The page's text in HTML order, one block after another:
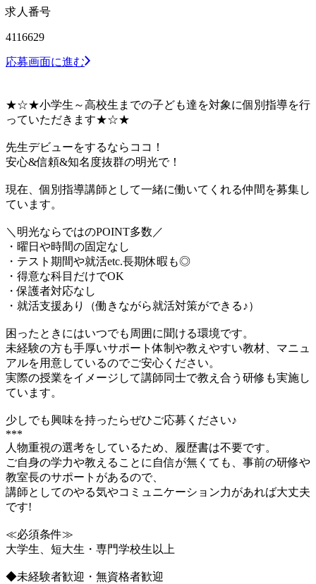
求人番号
4116629
応募画面に進む
★☆★小学生～高校生までの子ども達を対象に個別指導を行
っていただきます★☆★
先生デビューをするならココ！
安心&信頼&知名度抜群の明光で！
現在、個別指導講師として一緒に働いてくれる仲間を募集し
ています。
＼明光ならではのPOINT多数／
・曜日や時間の固定なし
・テスト期間や就活etc.長期休暇も◎
・得意な科目だけでOK
・保護者対応なし
・就活支援あり（働きながら就活対策ができる♪）
困ったときにはいつでも周囲に聞ける環境です。
未経験の方も手厚いサポート体制や教えやすい教材、マニュ
アルを用意しているのでご安心ください。
実際の授業をイメージして講師同士で教え合う研修も実施し
ています。
少しでも興味を持ったらぜひご応募ください♪
***
人物重視の選考をしているため、履歴書は不要です。
ご自身の学力や教えることに自信が無くても、事前の研修や
教室長のサポートがあるので、
講師としてのやる気やコミュニケーション力があれば大丈夫
です!
≪必須条件≫
大学生、短大生・専門学校生以上
◆未経験者歓迎・無資格者歓迎